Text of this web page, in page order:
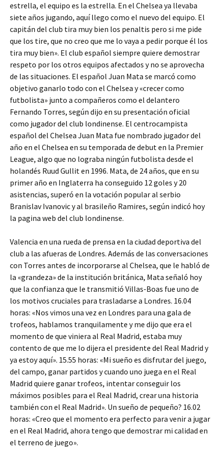
estrella, el equipo es la estrella. En el Chelsea ya llevaba
siete años jugando, aquí llego como el nuevo del equipo. El
capitán del club tira muy bien los penaltis pero si me pide
que los tire, que no creo que me lo vaya a pedir porque él los
tira muy bien». El club español siempre quiere demostrar
respeto por los otros equipos afectados y no se aprovecha
de las situaciones. El español Juan Mata se marcó como
objetivo ganarlo todo con el Chelsea y «crecer como
futbolista» junto a compañeros como el delantero
Fernando Torres, según dijo en su presentación oficial
como jugador del club londinense. El centrocampista
español del Chelsea Juan Mata fue nombrado jugador del
año en el Chelsea en su temporada de debut en la Premier
League, algo que no lograba ningún futbolista desde el
holandés Ruud Gullit en 1996. Mata, de 24 años, que en su
primer año en Inglaterra ha conseguido 12 goles y 20
asistencias, superó en la votación popular al serbio
Branislav Ivanovic y al brasileño Ramires, según indicó hoy
la pagina web del club londinense.
Valencia en una rueda de prensa en la ciudad deportiva del
club a las afueras de Londres. Además de las conversaciones
con Torres antes de incorporarse al Chelsea, que le habló de
la «grandeza» de la institución británica, Mata señaló hoy
que la confianza que le transmitió Villas-Boas fue uno de
los motivos cruciales para trasladarse a Londres. 16.04
horas: «Nos vimos una vez en Londres para una gala de
trofeos, hablamos tranquilamente y me dijo que era el
momento de que viniera al Real Madrid, estaba muy
contento de que me lo dijera el presidente del Real Madrid y
ya estoy aquí». 15.55 horas: «Mi sueño es disfrutar del juego,
del campo, ganar partidos y cuando uno juega en el Real
Madrid quiere ganar trofeos, intentar conseguir los
máximos posibles para el Real Madrid, crear una historia
también con el Real Madrid». Un sueño de pequeño? 16.02
horas: «Creo que el momento era perfecto para venir a jugar
en el Real Madrid, ahora tengo que demostrar mi calidad en
el terreno de juego».